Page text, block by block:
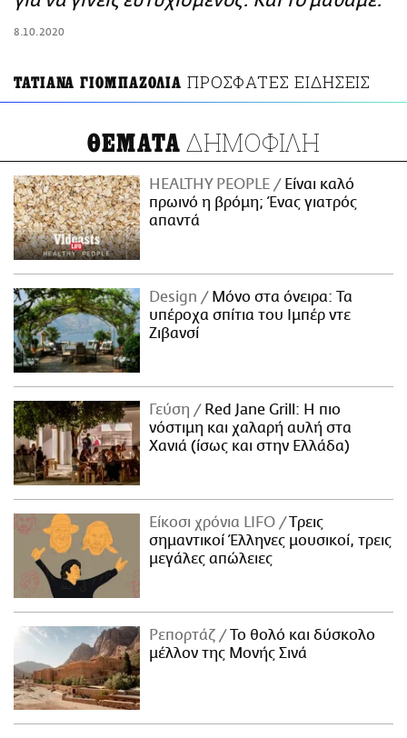
8.10.2020
ΤΑΤΙΑΝΑ ΓΙΟΜΠΑΖΟΛΙΑ ΠΡΟΣΦΑΤΕΣ ΕΙΔΗΣΕΙΣ
ΘΕΜΑΤΑ ΔΗΜΟΦΙΛΗ
HEALTHY PEOPLE
Είναι καλό
πρωινό η βρόμη; Ένας γιατρός
απαντά
Design
Μόνο στα όνειρα: Τα
υπέροχα σπίτια του Ιμπέρ ντε
Ζιβανσί
Γεύση
Red Jane Grill: Η πιο
νόστιμη και χαλαρή αυλή στα
Χανιά (ίσως και στην Ελλάδα)
Είκοσι χρόνια LIFO
Tρεις
σημαντικοί Έλληνες μουσικοί, τρεις
μεγάλες απώλειες
Ρεπορτάζ
Το θολό και δύσκολο
μέλλον της Μονής Σινά